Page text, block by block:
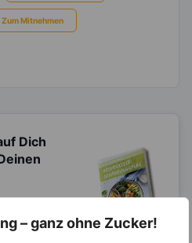
– ganz ohne Zucker!
Zum Mitnehmen
Dich
gesamten